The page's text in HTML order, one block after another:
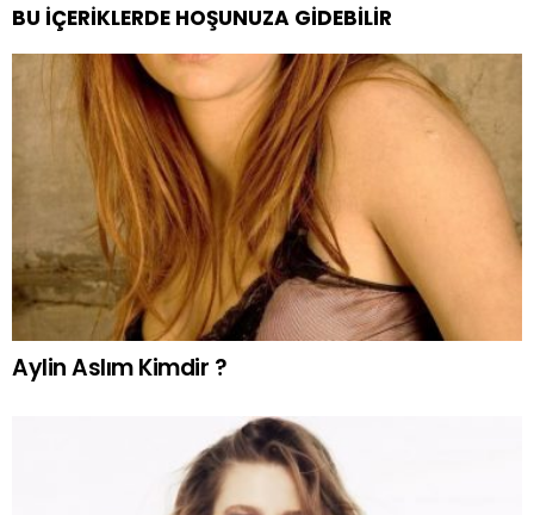
BU İÇERIKLERDE HOŞUNUZA GIDEBILIR
Aylin Aslım Kimdir ?